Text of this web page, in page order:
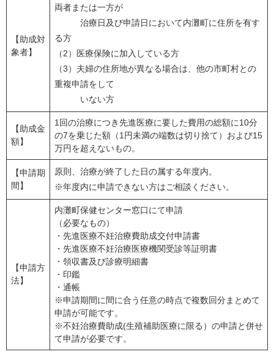
【助成対
象者】
両者または一方が
治療日及び申請日において内灘町に住所を有す
る方
（2）医療保険に加入している方
（3）夫婦の住所地が異なる場合は、他の市町村との
重複申請をして
いない方
【助成金
額】
1回の治療につき先進医療に要した費用の総額に10分
の7を乗じた額（1円未満の端数は切り捨て）および15
万円を超えないもの。
【申請期
間】
原則、治療が終了した日の属する年度内。
※年度内に申請できない方はご相談ください。
【申請方
法】
内灘町保健センター窓口にて申請
（必要なもの）
・先進医療不妊治療費助成交付申請書
・先進医療不妊治療医療機関受診等証明書
・領収書及び診療明細書
・印鑑
・通帳
※申請期間に間に合う任意の時点で複数回分まとめて
申請が可能です。
※不妊治療費助成(生殖補助医療に限る）の申請と併せ
て申請が必要です。